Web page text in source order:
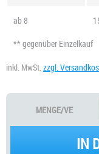
ab8
** gegenüber Einzelkauf
inkl. MwSt. zzgl.
MENGE/VE
IN